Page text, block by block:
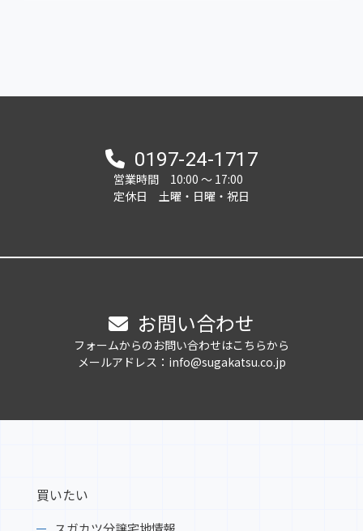
0197-24-1717
営業時間 10:00 ～ 17:00
定休日 土曜・日曜・祝日
お問い合わせ
フォームからのお問い合わせはこちらから
メールアドレス：info@sugakatsu.co.jp
買いたい